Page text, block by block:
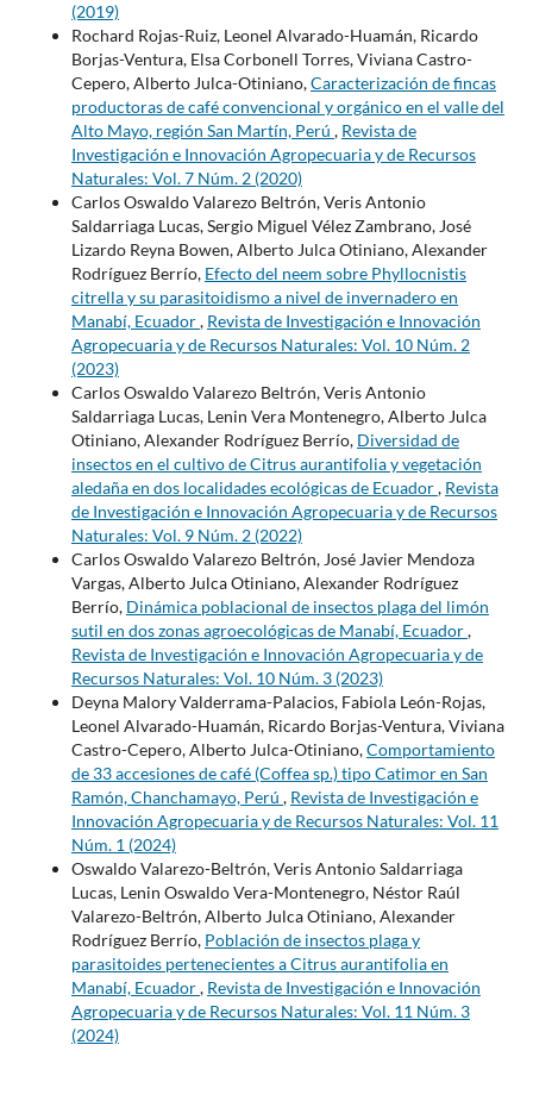
(2019)
Rochard Rojas-Ruiz, Leonel Alvarado-Huamán, Ricardo
Borjas-Ventura, Elsa Corbonell Torres, Viviana Castro-
Cepero, Alberto Julca-Otiniano,Caracterización de fincas
productoras de café convencional y orgánico en el valle del
Alto Mayo, región San Martín, Perú , Revista de
Investigación e Innovación Agropecuaria y de Recursos
Naturales: Vol. 7 Núm. 2 (2020)
Carlos Oswaldo Valarezo Beltrón, Veris Antonio
Saldarriaga Lucas, Sergio Miguel Vélez Zambrano, José
Lizardo Reyna Bowen, Alberto Julca Otiniano, Alexander
Rodríguez Berrío, Efecto del neem sobre Phyllocnistis
citrella y su parasitoidismo a nivel de invernadero en
Manabí, Ecuador, Revista de Investigación e Innovación
Agropecuaria y de Recursos Naturales: Vol. 10 Núm. 2
(2023)
Carlos Oswaldo Valarezo Beltrón, Veris Antonio
Saldarriaga Lucas, Lenin Vera Montenegro, Alberto Julca
Otiniano, Alexander Rodríguez Berrío, Diversidad de
insectos en el cultivo de Citrus aurantifolia y vegetación
aledaña en dos localidades ecológicas de Ecuador, Revista
de Investigación e Innovación Agropecuaria y de Recursos
Naturales: Vol. 9 Núm. 2 (2022)
Carlos Oswaldo Valarezo Beltrón, José Javier Mendoza
Vargas, Alberto Julca Otiniano, Alexander Rodríguez
Berrío, Dinámica poblacional de insectos plaga del limón
sutil en dos zonas agroecológicas de Manabí, Ecuador,
Revista de Investigación e Innovación Agropecuaria y de
Recursos Naturales: Vol. 10 Núm. 3 (2023)
Deyna Malory Valderrama-Palacios, Fabiola León-Rojas,
Leonel Alvarado-Huamán, Ricardo Borjas-Ventura, Viviana
Castro-Cepero, Alberto Julca-Otiniano,Comportamiento
de 33 accesiones de café (Coffea sp.) tipo Catimor en San
Ramón, Chanchamayo, Perú , Revista de Investigación e
Innovación Agropecuaria y de Recursos Naturales: Vol. 11
Núm. 1 (2024)
Oswaldo Valarezo-Beltrón, Veris Antonio Saldarriaga
Lucas, Lenin Oswaldo Vera-Montenegro, Néstor Raúl
Valarezo-Beltrón, Alberto Julca Otiniano, Alexander
Rodríguez Berrío, Población de insectos plaga y
parasitoides pertenecientes a Citrus aurantifolia en
Manabí, Ecuador, Revista de Investigación e Innovación
Agropecuaria y de Recursos Naturales: Vol. 11 Núm. 3
(2024)